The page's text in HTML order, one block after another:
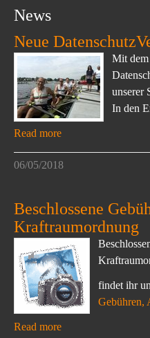
News
Neue
Mit
unserer
In den
Read more
06/05/2018
Beschlossene
Kraftraumordnung
findet ihr
Gebühren,
Read more